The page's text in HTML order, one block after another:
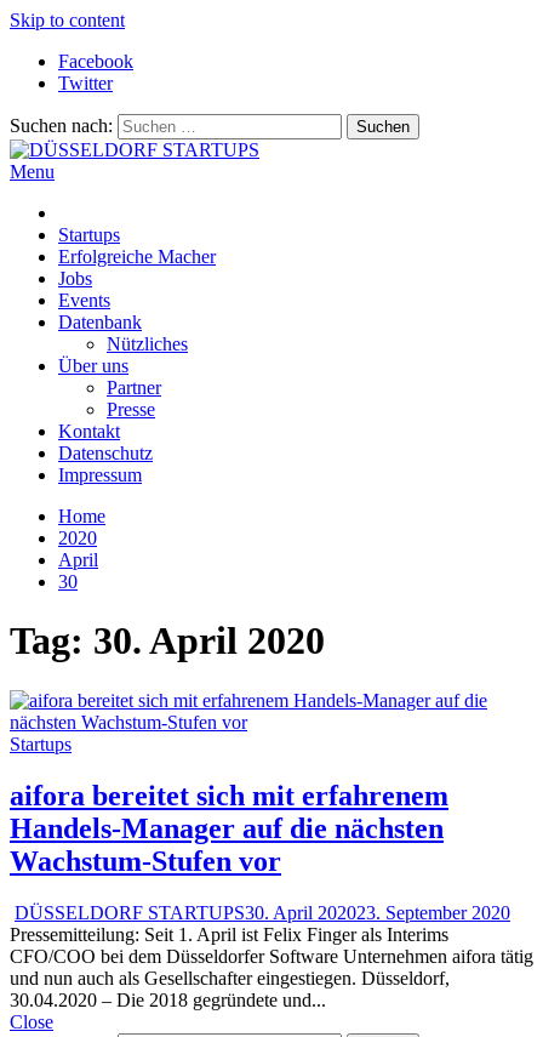
Skip to content
Facebook
Twitter
Suchen nach:
ganzen Rheinland
Menu
Startups
Erfolgreiche Macher
Jobs
Events
Datenbank
Nützliches
Über uns
Partner
Presse
Kontakt
Datenschutz
Impressum
Home
2020
April
30
Tag: 30. April 2020
Startups
aifora bereitet sich mit erfahrenem
Handels-Manager auf die nächsten
Wachstum-Stufen vor
DÜSSELDORF STARTUPS30. April 202023. September 2020
Pressemitteilung: Seit 1. April ist Felix Finger als Interims
CFO/COO bei dem Düsseldorfer Software Unternehmen aifora tätig
und nun auch als Gesellschafter eingestiegen. Düsseldorf,
30.04.2020 – Die 2018 gegründete und...
Close